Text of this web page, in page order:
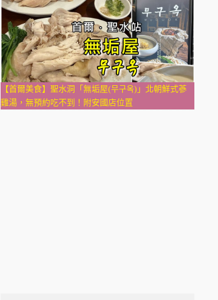
【首爾美食】聖水洞「無垢屋(무구옥)」北朝鮮式蔘
雞湯，無預約吃不到！附安國店位置